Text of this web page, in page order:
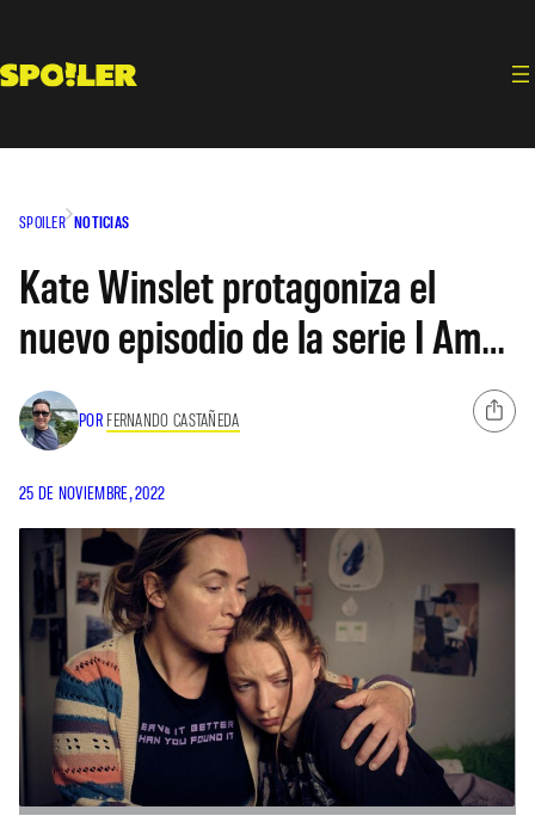
contenido
SPOILER NOTICIAS
Kate Winslet protagoniza el
nuevo episodio de la serie I Am…
POR FERNANDO CASTAÑEDA
25 DE NOVIEMBRE, 2022